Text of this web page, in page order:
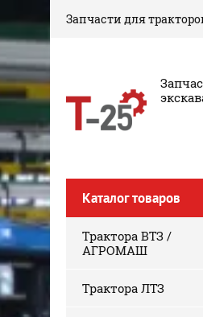
Запчасти для
Каталог товаров
Трактора ВТЗ /
АГРОМАШ
Трактора ЛТЗ